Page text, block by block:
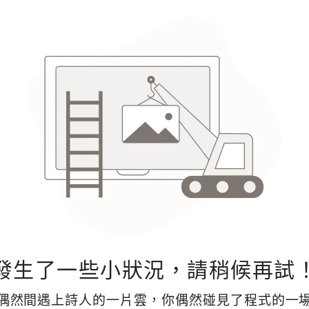
生了一些小狀況，請稍候再試！
然間遇上詩人的一片雲，你偶然碰見了程式的一